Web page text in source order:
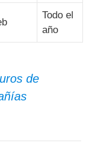
Todo el
año
de